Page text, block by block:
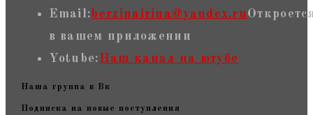
Email:berzinairina@yandex.ru
в вашем приложении
Yotube:Наш канал на ютубе
Наша группа в Вк
Подписка на новые поступления